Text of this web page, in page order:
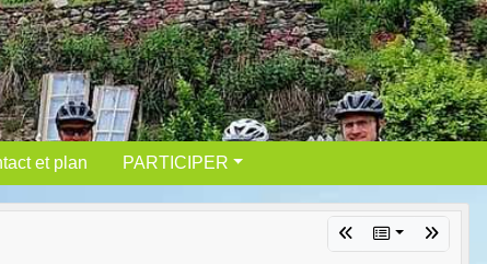
et plan PARTICIPER